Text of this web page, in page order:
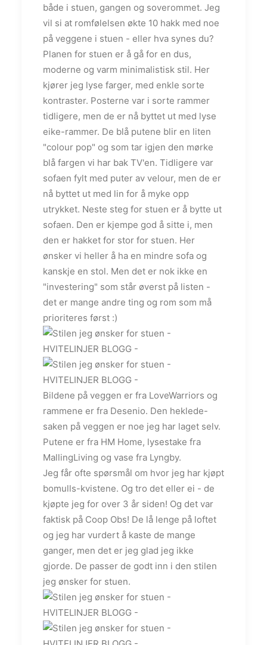
både i stuen, gangen og soverommet. Jeg
vil si at romfølelsen økte 10 hakk med noe
på veggene i stuen - eller hva synes du?
Planen for stuen er å gå for en dus,
moderne og varm minimalistisk stil. Her
kjører jeg lyse farger, med enkle sorte
kontraster. Posterne var i sorte rammer
tidligere, men de er nå byttet ut med lyse
eike-rammer. De blå putene blir en liten
"colour pop" og som tar igjen den mørke
blå fargen vi har bak TV'en. Tidligere var
sofaen fylt med puter av velour, men de er
nå byttet ut med lin for å myke opp
utrykket. Neste steg for stuen er å bytte ut
sofaen. Den er kjempe god å sitte i, men
den er hakket for stor for stuen. Her
ønsker vi heller å ha en mindre sofa og
kanskje en stol. Men det er nok ikke en
"investering" som står øverst på listen -
det er mange andre ting og rom som må
prioriteres først :)
Bildene på veggen er fra LoveWarriors og
rammene er fra Desenio. Den heklede-
saken på veggen er noe jeg har laget selv.
Putene er fra HM Home, lysestake fra
MallingLiving og vase fra Lyngby.
Jeg får ofte spørsmål om hvor jeg har kjøpt
bomulls-kvistene. Og tro det eller ei - de
kjøpte jeg for over 3 år siden! Og det var
faktisk på Coop Obs! De lå lenge på loftet
og jeg har vurdert å kaste de mange
ganger, men det er jeg glad jeg ikke
gjorde. De passer de godt inn i den stilen
jeg ønsker for stuen.